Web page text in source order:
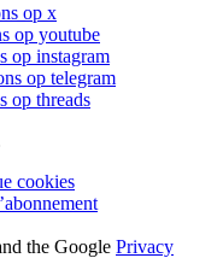
op x
op youtube
op instagram
op telegram
op threads
cookies
the Google Privacy